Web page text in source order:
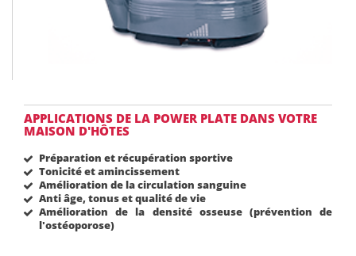
APPLICATIONS DE LA POWER PLATE DANS VOTRE
MAISON D'HÔTES
Préparation et récupération sportive
Tonicité et amincissement
Amélioration de la circulation sanguine
Anti âge, tonus et qualité de vie
Amélioration de la densité osseuse (prévention de
l'ostéoporose)